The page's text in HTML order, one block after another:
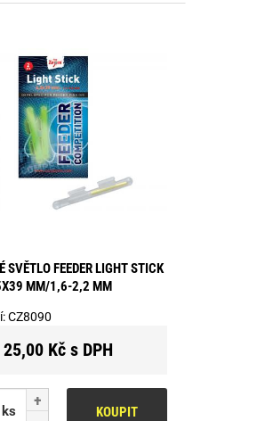
SVĚTLO FEEDER LIGHT STICK
MM/1,6-2,2 MM
CZ8090
25,00 Kč s DPH
ks KOUPIT